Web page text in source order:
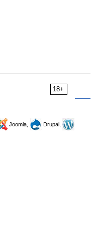
18+
Joomla,
Drupal,